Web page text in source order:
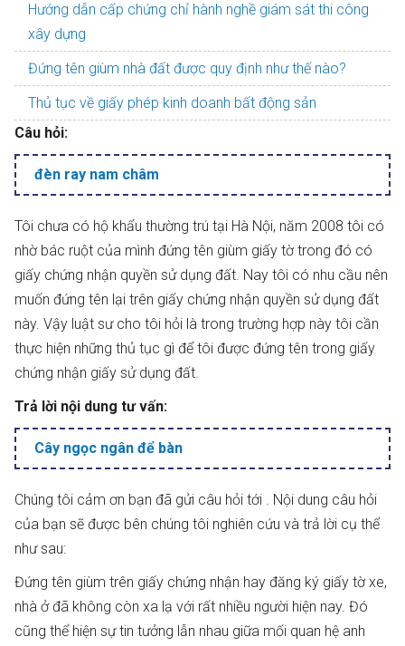
Hướng dẫn cấp chứng chỉ hành nghề giám sát thi công
xây dựng
Đứng tên giùm nhà đất được quy định như thế nào?
Thủ tục về giấy phép kinh doanh bất động sản
Câu hỏi:
đèn ray nam châm
Tôi chưa có hộ khẩu thường trú tại Hà Nội, năm 2008 tôi có
nhờ bác ruột của mình đứng tên giùm giấy tờ trong đó có
giấy chứng nhận quyền sử dụng đất. Nay tôi có nhu cầu nên
muốn đứng tên lại trên giấy chứng nhận quyền sử dụng đất
này. Vậy luật sư cho tôi hỏi là trong trường hợp này tôi cần
thực hiện những thủ tục gì để tôi được đứng tên trong giấy
chứng nhận giấy sử dụng đất.
Trả lời nội dung tư vấn:
Cây ngọc ngân để bàn
Chúng tôi cảm ơn bạn đã gửi câu hỏi tới . Nội dung câu hỏi
của bạn sẽ được bên chúng tôi nghiên cứu và trả lời cụ thể
như sau:
Đứng tên giùm trên giấy chứng nhận hay đăng ký giấy tờ xe,
nhà ở đã không còn xa lạ với rất nhiều người hiện nay. Đó
cũng thể hiện sự tin tưởng lẫn nhau giữa mối quan hệ anh